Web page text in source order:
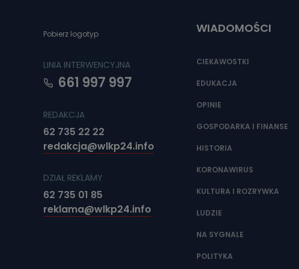
Pobierz logotyp
LINIA INTERWENCYJNA
661 997 997
REDAKCJA
62 735 22 22
redakcja@wlkp24.info
DZIAŁ REKLAMY
62 735 01 85
reklama@wlkp24.info
WIADOMOŚCI
CIEKAWOSTKI
EDUKACJA
OPINIE
GOSPODARKA I FINANSE
HISTORIA
KORONAWIRUS
KULTURA I ROZRYWKA
LUDZIE
NA SYGNALE
POLITYKA